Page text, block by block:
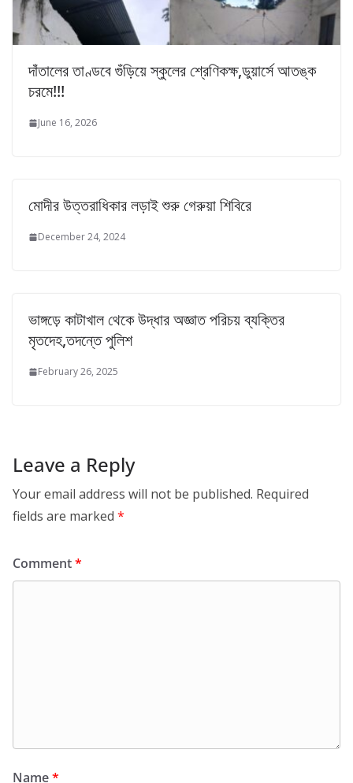
দাঁতালের তাণ্ডবে গুঁড়িয়ে স্কুলের শ্রেণিকক্ষ,ডুয়ার্সে আতঙ্ক
চরমে!!!
June 16, 2026
মোদীর উত্তরাধিকার লড়াই শুরু গেরুয়া শিবিরে
December 24, 2024
ভাঙ্গড়ে কাটাখাল থেকে উদ্ধার অজ্ঞাত পরিচয় ব্যক্তির
মৃতদেহ,তদন্তে পুলিশ
February 26, 2025
Leave a Reply
Your email address will not be published. Required
fields are marked *
Comment*
Name*